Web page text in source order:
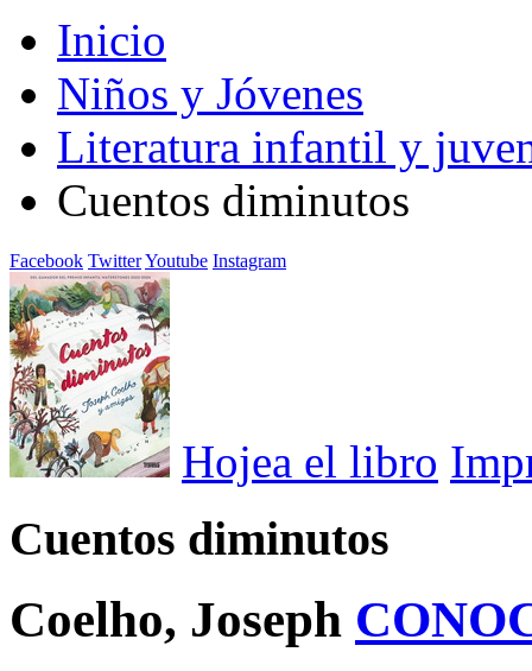
Inicio
Niños y Jóvenes
Literatura infantil y
Cuentos diminutos
Facebook TwitterYoutube Instagram
Hojea el libro
Cuentos diminutos
Coelho, Joseph